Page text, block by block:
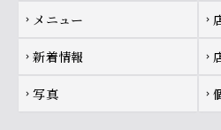
chevron_right メニュー chevron_right
chevron_right 新着情報 chevron_right
chevron_right 写真 chevron_right